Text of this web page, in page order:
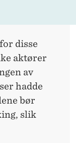
disse
aktører
av
hadde
bør
slik